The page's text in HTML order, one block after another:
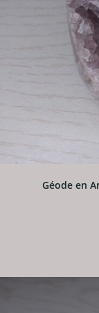
Géode en